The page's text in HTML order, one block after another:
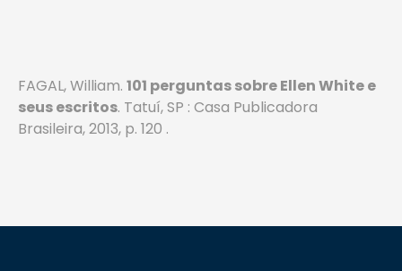
FAGAL, William. 101 perguntas sobre Ellen White e
seus escritos. Tatuí, SP : Casa Publicadora
Brasileira, 2013, p. 120 .